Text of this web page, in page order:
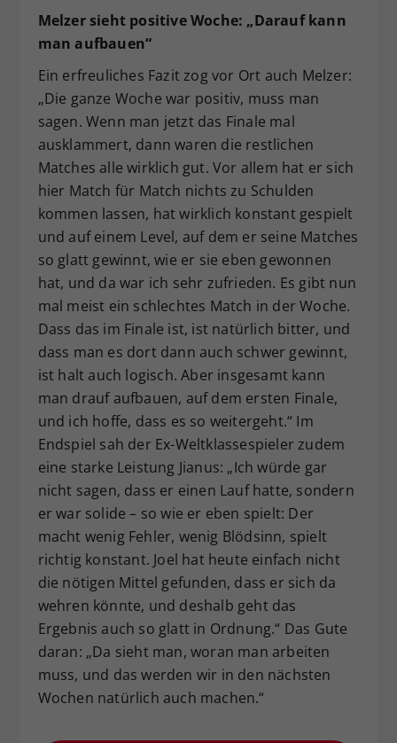
Melzer sieht positive Woche: „Darauf kann
man aufbauen“
Ein erfreuliches Fazit zog vor Ort auch Melzer:
„Die ganze Woche war positiv, muss man
sagen. Wenn man jetzt das Finale mal
ausklammert, dann waren die restlichen
Matches alle wirklich gut. Vor allem hat er sich
hier Match für Match nichts zu Schulden
kommen lassen, hat wirklich konstant gespielt
und auf einem Level, auf dem er seine Matches
so glatt gewinnt, wie er sie eben gewonnen
hat, und da war ich sehr zufrieden. Es gibt nun
mal meist ein schlechtes Match in der Woche.
Dass das im Finale ist, ist natürlich bitter, und
dass man es dort dann auch schwer gewinnt,
ist halt auch logisch. Aber insgesamt kann
man drauf aufbauen, auf dem ersten Finale,
und ich hoffe, dass es so weitergeht.“ Im
Endspiel sah der Ex-Weltklassespieler zudem
eine starke Leistung Jianus: „Ich würde gar
nicht sagen, dass er einen Lauf hatte, sondern
er war solide – so wie er eben spielt: Der
macht wenig Fehler, wenig Blödsinn, spielt
richtig konstant. Joel hat heute einfach nicht
die nötigen Mittel gefunden, dass er sich da
wehren könnte, und deshalb geht das
Ergebnis auch so glatt in Ordnung.“ Das Gute
daran: „Da sieht man, woran man arbeiten
muss, und das werden wir in den nächsten
Wochen natürlich auch machen.“